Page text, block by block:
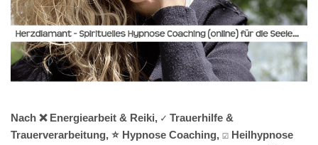
Nach ❌ Energiearbeit & Reiki, ✓ Trauerhilfe &
Trauerverarbeitung, ⭐ Hypnose Coaching, ☑️ Heilhypnose